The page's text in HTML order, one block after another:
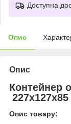
Доступна
Опис
Опис
Контейнер
Опис товару: